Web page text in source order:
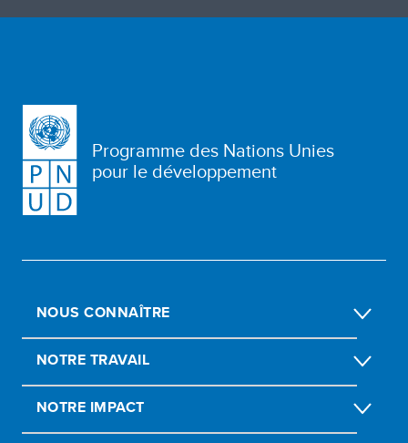
Programme des Nations Unies
pour le développement
NOUS CONNAÎTRE
NOTRE TRAVAIL
NOTRE IMPACT